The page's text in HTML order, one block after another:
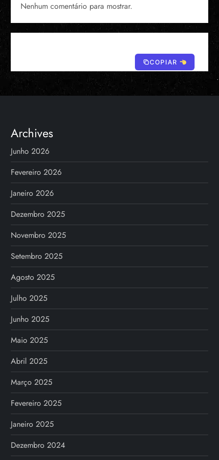
Nenhum comentário para mostrar.
COPIAR
Archives
Junho 2026
Fevereiro 2026
Janeiro 2026
Dezembro 2025
Novembro 2025
Setembro 2025
Agosto 2025
Julho 2025
Junho 2025
Maio 2025
Abril 2025
Março 2025
Fevereiro 2025
Janeiro 2025
Dezembro 2024